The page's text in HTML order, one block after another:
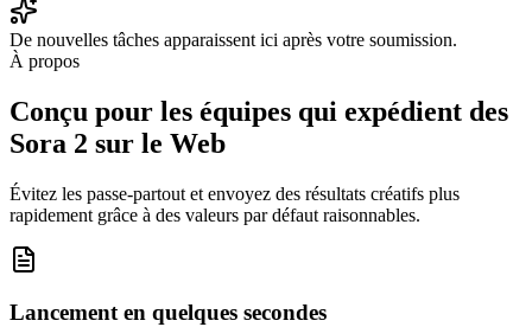
De nouvelles tâches apparaissent ici après votre soumission.
À propos
Conçu pour les équipes qui expédient des
Sora 2 sur le Web
Évitez les passe-partout et envoyez des résultats créatifs plus
rapidement grâce à des valeurs par défaut raisonnables.
Lancement en quelques secondes